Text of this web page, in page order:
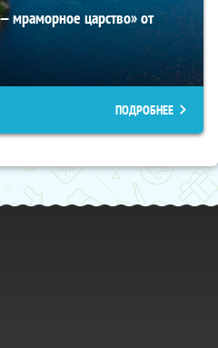
мраморное царство» от
ПОДРОБНЕЕ